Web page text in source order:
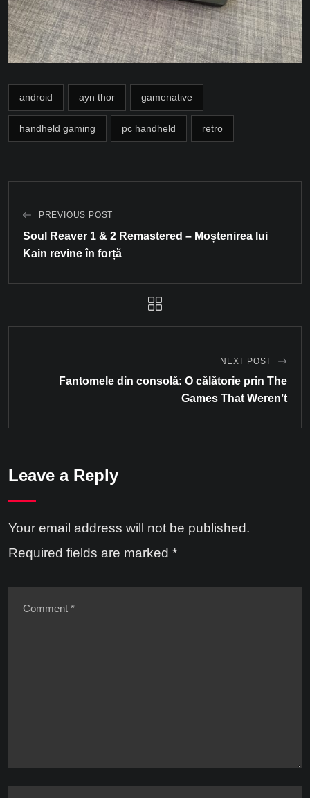
android ayn thor gamenative
handheld gaming pc handheld retro
PREVIOUS POST
Soul Reaver 1 & 2 Remastered – Moștenirea lui
Kain revine în forță
NEXT POST
Fantomele din consolă: O călătorie prin The
Games That Weren’t
Leave a Reply
Your email address will not be published.
Required fields are marked *